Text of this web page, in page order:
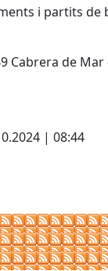
i partits de
Cabrera de Mar
| 08:44